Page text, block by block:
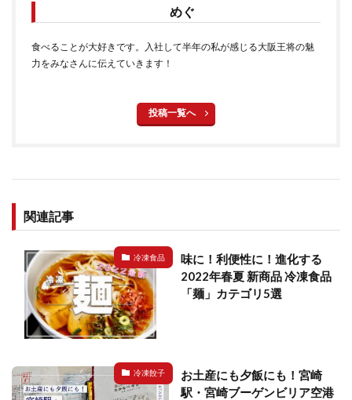
めぐ
食べることが大好きです。入社して半年の私が感じる大阪王将の魅
力をみなさんに伝えていきます！
投稿一覧へ
関連記事
冷凍食品
味に！利便性に！進化する
2022年春夏 新商品 冷凍食品
「麺」カテゴリ5選
冷凍餃子
お土産にも夕飯にも！宮崎
駅・宮崎ブーゲンビリア空港